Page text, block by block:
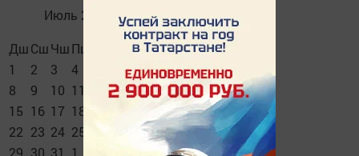
Июль 2024
ДшСшЧшПш ШмЯкш
1
2 3 4 6
7
8
9 10 11 13 14
15 16 17 18
21
22 23 24 25 26
28
29 30 31 1 4